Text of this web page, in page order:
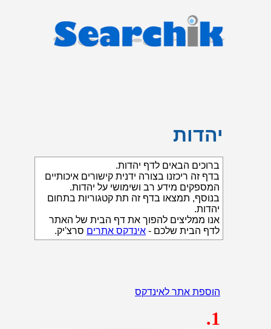
יהדות
ברוכים הבאים לדף יהדות.
בדף זה ריכזנו בצורה ידנית קישורים איכותיים
המספקים מידע רב ושימושי על יהדות.
בנוסף, תמצאו בדף זה תת קטגוריות בתחום
יהדות.
אנו ממליצים להפוך את דף הבית של האתר
לדף הבית שלכם - אינדקס אתרים סרצ'יק.
הוספת אתר לאינדקס
.1